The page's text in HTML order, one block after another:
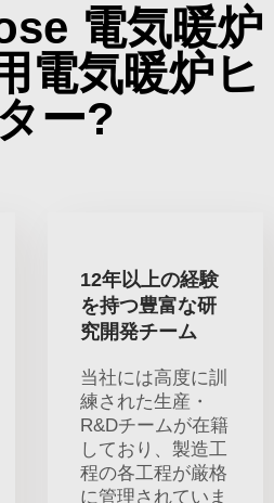
電気暖炉
電気暖炉ヒ
ー?
12年以上の経験
を持つ豊富な研
究開発チーム
当社には高度に訓
練された生産・
R&Dチームが在籍
しており、製造工
程の各工程が厳格
に管理されていま